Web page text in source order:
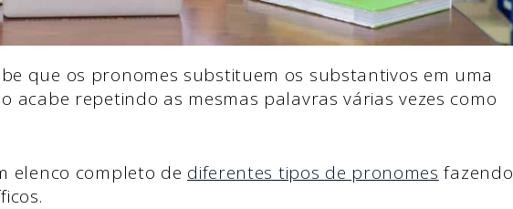
que os pronomes substituem os substantivos em uma
acabe repetindo as mesmas palavras várias vezes como
elenco completo de diferentes tipos de pronomes fazendo